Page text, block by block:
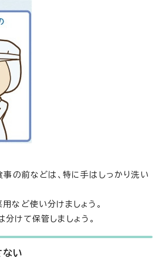
事の前などは、特に手はしっかり洗い
など使い分けましょう。
けて保管しましょう。
い